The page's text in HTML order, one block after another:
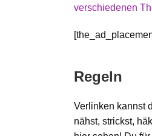
verschiedenen
Regeln
Verlinken kannst
nähst, strickst,